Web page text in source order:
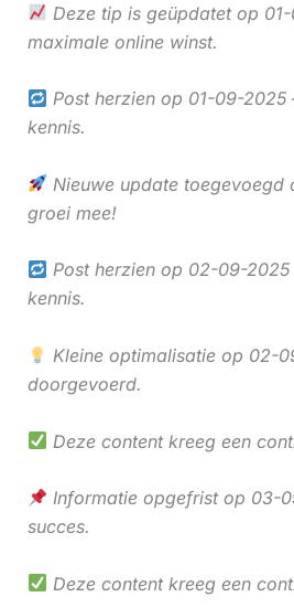
Deze tip is geüpdatet op
maximale online winst.
Post herzien op 01-09-2025
kennis.
Nieuwe update toegevoegd
groei mee!
Post herzien op 02-09-
kennis.
Kleine optimalisatie op 02-
doorgevoerd.
Deze content kreeg een
Informatie opgefrist op 03-
succes.
Deze content kreeg een